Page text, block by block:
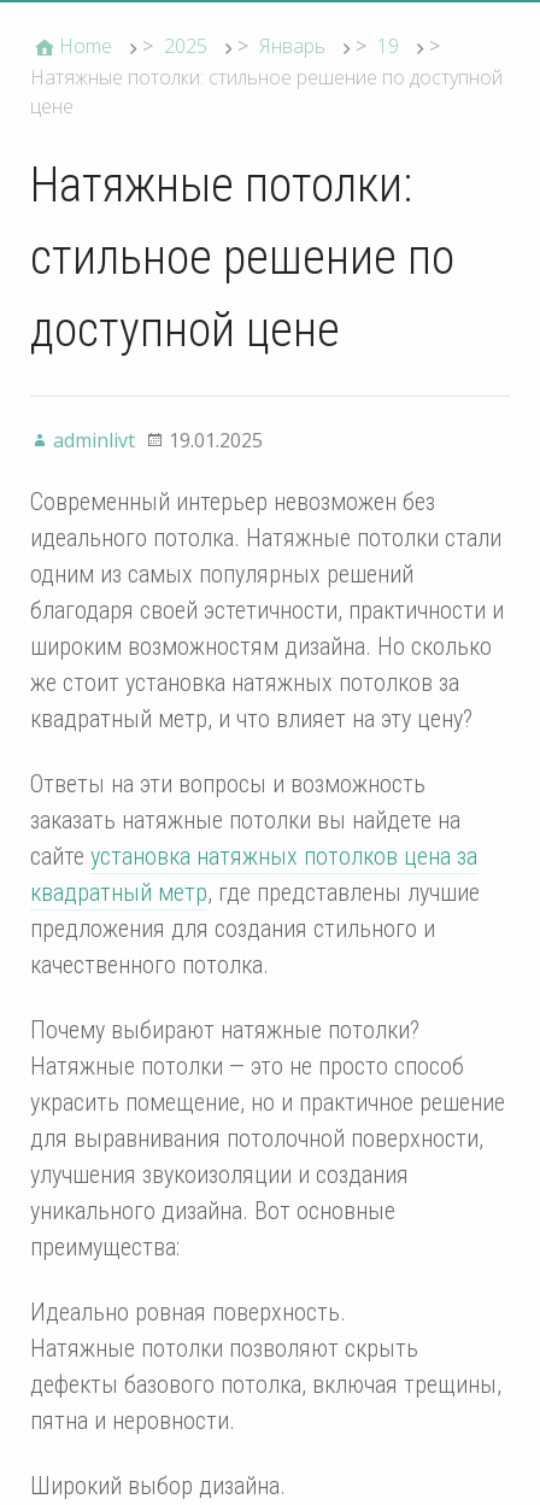
Home > 2025 > Январь > 19
>
Натяжные потолки: стильное решение по доступной
цене
Натяжные потолки:
стильное решение по
доступной цене
adminlivt 19.01.2025
Современный интерьер невозможен без
идеального потолка. Натяжные потолки стали
одним из самых популярных решений
благодаря своей эстетичности, практичности и
широким возможностям дизайна. Но сколько
же стоит установка натяжных потолков за
квадратный метр, и что влияет на эту цену?
Ответы на эти вопросы и возможность
заказать натяжные потолки вы найдете на
сайте установка натяжных потолков цена за
квадратный метр, где представлены лучшие
предложения для создания стильного и
качественного потолка.
Почему выбирают натяжные потолки?
Натяжные потолки — это не просто способ
украсить помещение, но и практичное решение
для выравнивания потолочной поверхности,
улучшения звукоизоляции и создания
уникального дизайна. Вот основные
преимущества:
Идеально ровная поверхность.
Натяжные потолки позволяют скрыть
дефекты базового потолка, включая трещины,
пятна и неровности.
Широкий выбор дизайна.